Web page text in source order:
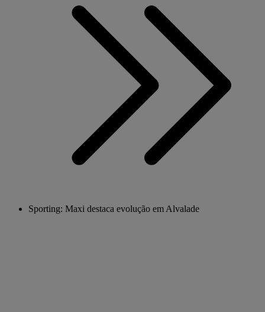
Sporting: Maxi destaca evolução em Alvalade